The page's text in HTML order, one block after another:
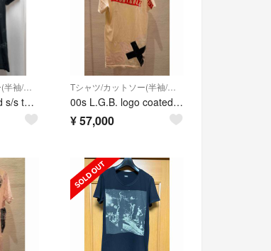
Tシャツ/カットソー(半袖/袖なし)
L.G.B. magic+lsd s/s top archive カットソー
Tシャツ/カットソー(半袖/袖なし)
00s L.G.B. logo coated t-shirt tシャツ y2k
¥57,000